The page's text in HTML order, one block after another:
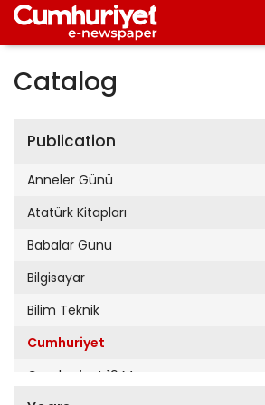
Catalog
Publication
Anneler Günü
Atatürk Kitapları
Babalar Günü
Bilgisayar
Bilim Teknik
Cumhuriyet
Cumhuriyet 19 Mayıs